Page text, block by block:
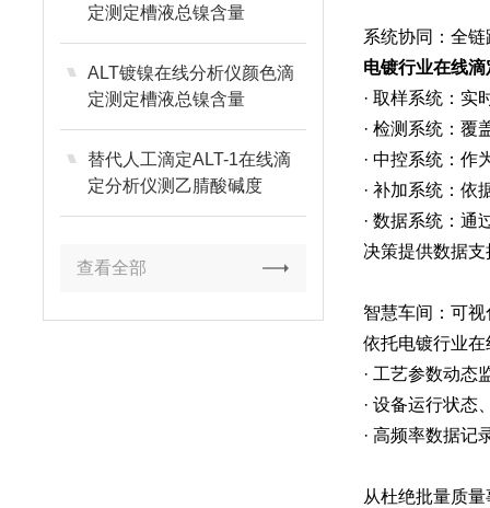
定测定槽液总镍含量
ALT镀镍在线分析仪颜色滴
定测定槽液总镍含量
替代人工滴定ALT-1在线滴
定分析仪测乙腈酸碱度
查看全部
系统协同：全
电镀行业在线
· 取样系统：实
· 检测系统：覆
· 中控系统：作
· 补加系统：依
· 数据系统：通
决策提供数据支
智慧车间：可
依托电镀行业
· 工艺参数动态
· 设备运行状态
· 高频率数据记
从杜绝批量质